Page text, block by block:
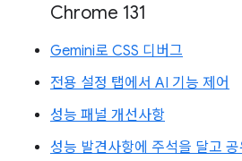
Chrome 131
Gemini로 CSS 디버그
전용 설정 탭에서 AI 기능 제어
성능 패널 개선사항
성능 발견사항에 주석을 달고 공